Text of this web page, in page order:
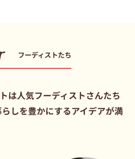
フーディストたち
は人気フーディストさんたち
しを豊かにするアイデアが満